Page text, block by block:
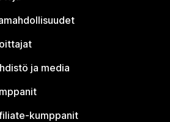
ja media
kumppanit